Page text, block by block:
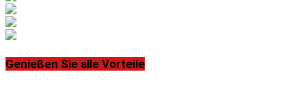
Genießen Sie alle Vorteile